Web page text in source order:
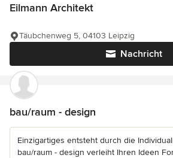
Eilmann Architekt
Nachricht
Täubchenweg 5, 04103 Leipzig
bau/raum - design
Einzigartiges entsteht durch die
bau/raum - design verleiht Ihren Ideen